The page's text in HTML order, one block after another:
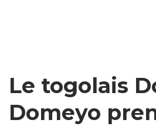
Le togolais
Domeyo